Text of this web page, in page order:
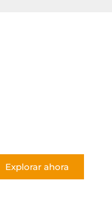
Explorar ahora